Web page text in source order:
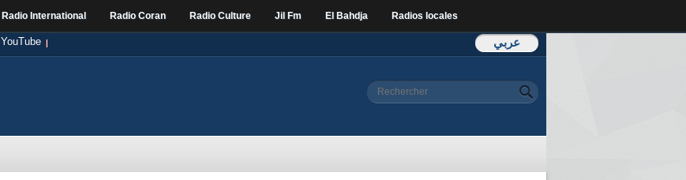
Radio International Radio Coran Radio Culture Jil Fm El Bahdja Radios locales
عربي YouTube
Formulaire de
Rechercher